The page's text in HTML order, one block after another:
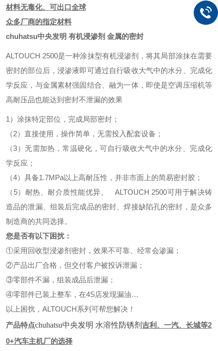
材料无毒化、可出口全球
众多厂商的指定材料
chuhatsu中央发明 有机浸渗剂 金属的密封
ALTOUCH 2500是一种涂抹型有机浸渗剂，将其局部涂抹在需要
密封的部位后，浸渗液即可通过自行吸收大气中的水分、完成化
学反应，与金属素材强固结合、融为一体，即使是空调压缩机等
高耐压品也能达到密封不泄漏的效果
1）涂抹特定部位，完成局部密封；
（2）直接使用，操作简单，无需投入配套设备；
（3）无需加热，常温硬化，可自行吸收大气中的水分、完成化
学反应；
（4）具备1.7MPa以上高耐压性，并非市面上的简易密封胶；
（5）耐热、耐介质性能优异。
ALTOUCH 2500可用于解决铸
造品的泄漏、组装后完成品的密封、焊接缺陷孔的密封，是众多
制造商的共同选择。
您是否有以下困扰：
①采用回收型浸渗剂密封，效果不可靠、经常会渗漏；
②产品出厂合格，但交付客户被投诉泄漏；
③零部件不漏，组装成品后泄漏；
④零部件已装上整车，在4S店发现漏油…
以上困扰，ALTOUCH系列可帮您解决！
产品特点chuhatsu中央发明 水溶性防锈剂 吉利、一汽、长城等2
0+汽车主机厂的选择